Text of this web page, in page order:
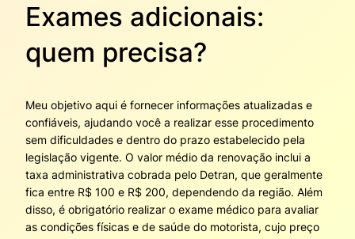
Exames adicionais:
quem precisa?
Meu objetivo aqui é fornecer informações atualizadas e
confiáveis, ajudando você a realizar esse procedimento
sem dificuldades e dentro do prazo estabelecido pela
legislação vigente. O valor médio da renovação inclui a
taxa administrativa cobrada pelo Detran, que geralmente
fica entre R$ 100 e R$ 200, dependendo da região. Além
disso, é obrigatório realizar o exame médico para avaliar
as condições físicas e de saúde do motorista, cujo preço